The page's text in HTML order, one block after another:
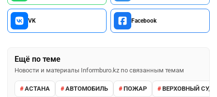
VK Facebook
Ещё по теме
Новости и материалы Informburo.kz по связанным темам
АСТАНА АВТОМОБИЛЬ ПОЖАР ВЕРХОВНЫЙ СУД